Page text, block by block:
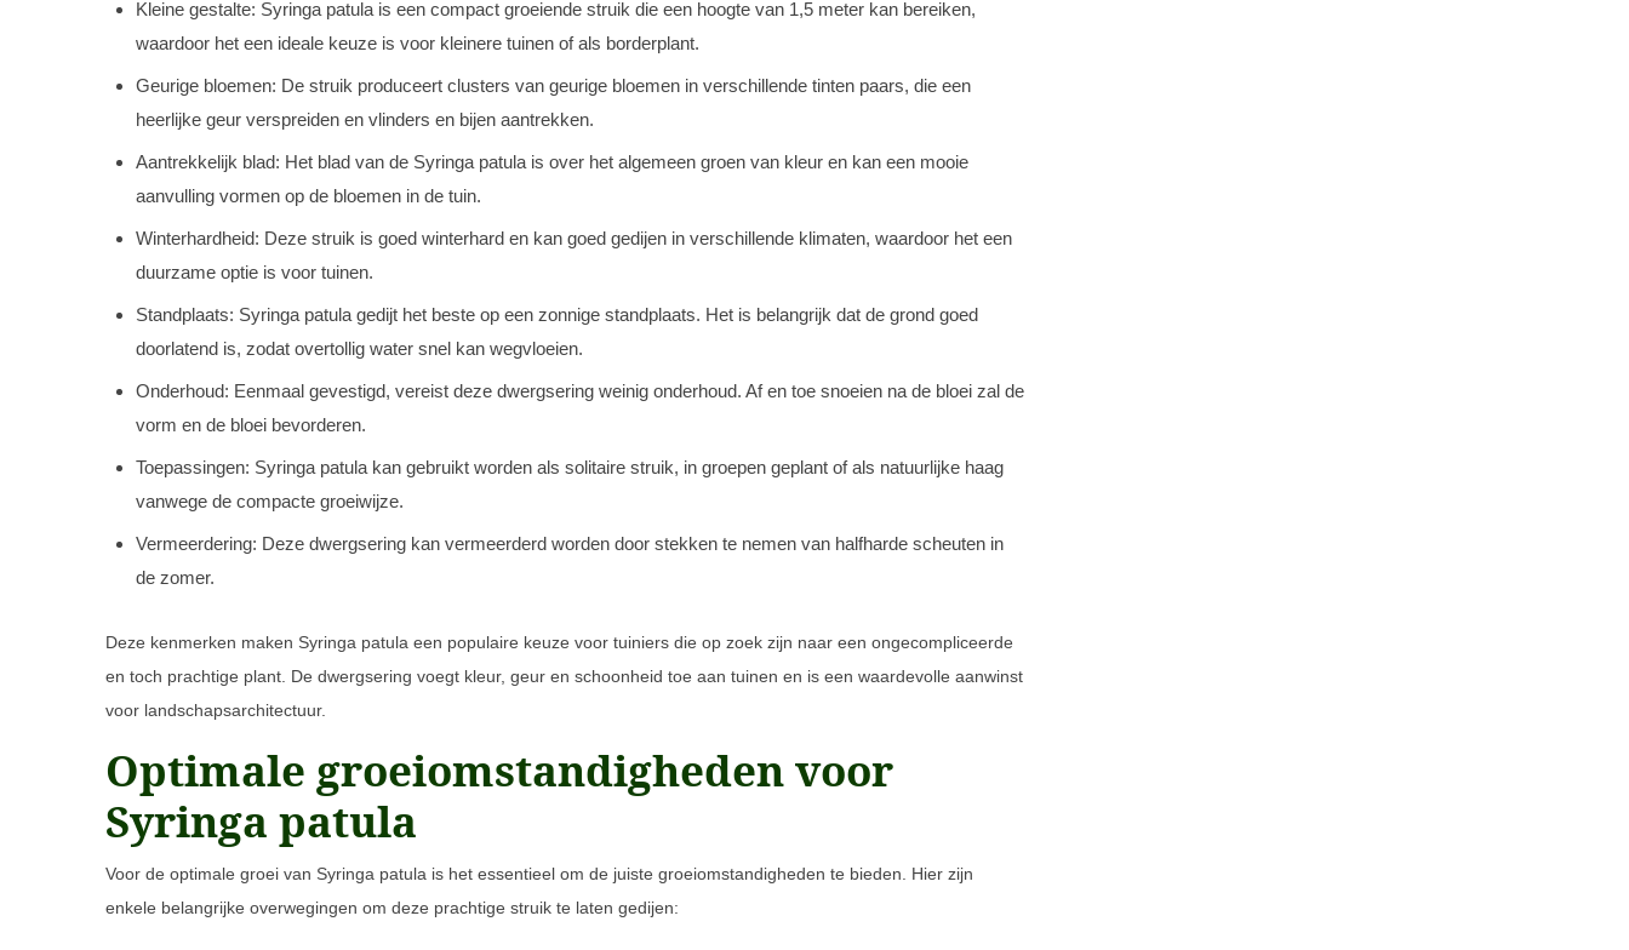
Kleine gestalte: Syringa patula is een compact groeiende struik die een hoogte van 1,5 meter kan bereiken,
waardoor het een ideale keuze is voor kleinere tuinen of als borderplant.
Geurige bloemen: De struik produceert clusters van geurige bloemen in verschillende tinten paars, die een
heerlijke geur verspreiden en vlinders en bijen aantrekken.
Aantrekkelijk blad: Het blad van de Syringa patula is over het algemeen groen van kleur en kan een mooie
aanvulling vormen op de bloemen in de tuin.
Winterhardheid: Deze struik is goed winterhard en kan goed gedijen in verschillende klimaten, waardoor het een
duurzame optie is voor tuinen.
Standplaats: Syringa patula gedijt het beste op een zonnige standplaats. Het is belangrijk dat de grond goed
doorlatend is, zodat overtollig water snel kan wegvloeien.
Onderhoud: Eenmaal gevestigd, vereist deze dwergsering weinig onderhoud. Af en toe snoeien na de bloei zal de
vorm en de bloei bevorderen.
Toepassingen: Syringa patula kan gebruikt worden als solitaire struik, in groepen geplant of als natuurlijke haag
vanwege de compacte groeiwijze.
Vermeerdering: Deze dwergsering kan vermeerderd worden door stekken te nemen van halfharde scheuten in
de zomer.
Deze kenmerken maken Syringa patula een populaire keuze voor tuiniers die op zoek zijn naar een ongecompliceerde
en toch prachtige plant. De dwergsering voegt kleur, geur en schoonheid toe aan tuinen en is een waardevolle aanwinst
voor landschapsarchitectuur.
Optimale groeiomstandigheden voor
Syringa patula
Voor de optimale groei van Syringa patula is het essentieel om de juiste groeiomstandigheden te bieden. Hier zijn
enkele belangrijke overwegingen om deze prachtige struik te laten gedijen: